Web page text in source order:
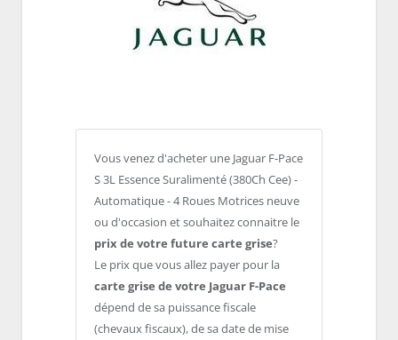
Vous venez d'acheter une Jaguar F-Pace
S 3L Essence Suralimenté (380Ch Cee) -
Automatique - 4 Roues Motrices neuve
ou d'occasion et souhaitez connaitre le
prix de votre future carte grise?
Le prix que vous allez payer pour la
carte grise de votre Jaguar F-Pace
dépend de sa puissance fiscale
(chevaux fiscaux), de sa date de mise